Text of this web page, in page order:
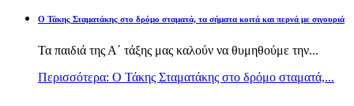
Ο Τάκης Σταματάκης στο δρόμο σταματά, τα σήματα κοιτά και περνά με σιγουριά
Τα παιδιά της Α΄ τάξης μας καλούν να θυμηθούμε την...
Περισσότερα: Ο Τάκης Σταματάκης στο δρόμο σταματά,...